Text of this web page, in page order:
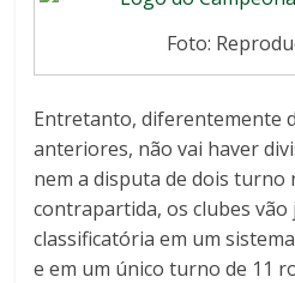
Foto:
Entretanto, diferentemente
anteriores, não vai haver
nem a disputa de dois turno
contrapartida, os clubes vão
classificatória em um
e em um único turno de 11